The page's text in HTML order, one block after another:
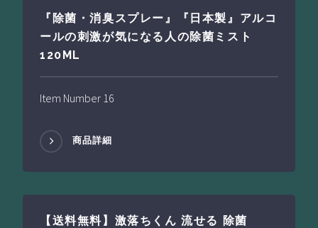
『除菌・消臭スプレー』『日本製』アルコ
ールの刺激が気になる人の除菌ミスト
120ML
Item Number 16
商品詳細
【送料無料】激落ちくん 流せる 除菌